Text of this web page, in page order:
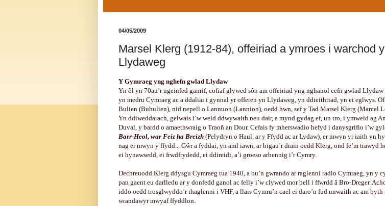
04/05/2009
Marsel Klerg (1912-84), offeiriad a ymroes i warchod y
Llydaweg
Y Gymraeg yng nghefn gwlad Llydaw
Yn ôl yn 70au’r ugeinfed ganrif, cofiaf glywed sôn am offeiriad yng nghanol cefn gwlad Llydaw
yn medru Cymraeg ac a ddaliai i gynnal yr offeren yn Llydaweg, yn ddieithriad, yn ei eglwys.
Bulien (Buhulien), nid nepell o Lannuon (Lannion), oedd hwn, sef y Tad Marsel Klerg (Marcel
Yn ddiweddarach, gelwais i’w weld ddwywaith neu dair, a mynd gydag ef, un tro, i ymweld ag
Duval, y bardd o amaethwraig o Traoñ an Dour. Cefais fy mherswadio hefyd i danysgrifio i’w
Barr-Heol, war Feiz ha Breizh (Pelydryn o Haul, ar y Ffydd ac ar Lydaw), er mwyn yr iaith yn
nag er mwyn y ffydd... Gŵr a fyddai, yn aml iawn, ar bigau’r drain oedd Klerg, ond fe’m trawyd
ei hynawsedd, ei frwdfrydedd, ei ddireidi, a’i groeso arbennig i’r Cymry.
Dechreuodd Klerg ddysgu Cymraeg tua 1940, a bu’n gwrando ar raglenni radio Cymraeg, yn y
pan gaent eu darlledu ar y donfedd ganol ac felly i’w clywed mor bell i ffwrdd â Bro-Dreger.
iddo oedd trosglwyddo’r rhaglenni i VHF, a llais Cymru’n cael ei daro’n fud unwaith ac am byth
wrandawyr mwyaf ffyddlon.